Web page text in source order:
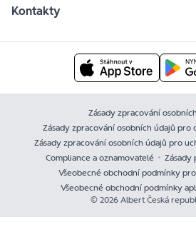
Kontakty
Zásady zpracování
Zásady zpracování osobních údajů
Zásady zpracování osobních údajů pro
Compliance a oznamovatelé
Zásady
Všeobecné obchodní podmínky
Všeobecné obchodní podmínky
© 2026 Albert Česká